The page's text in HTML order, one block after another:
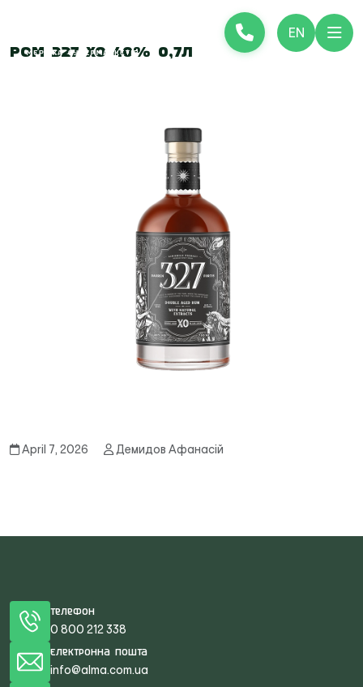
EN
Ром 327 ХО 40% 0,7л
April 7, 2026 Демидов Афанасій
Телефон
0 800 212 338
Електронна пошта
info@alma.com.ua